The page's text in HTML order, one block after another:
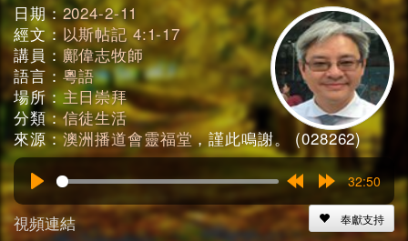
日期：2024-2-11
經文：以斯帖記 4:1-17
講員：鄺偉志牧師
語言：粵語
場所：主日崇拜
分類：信徒生活
來源：澳洲播道會靈福堂，謹此鳴謝。 (028262)
15s
15s
32:50
視頻連結 奉獻支持